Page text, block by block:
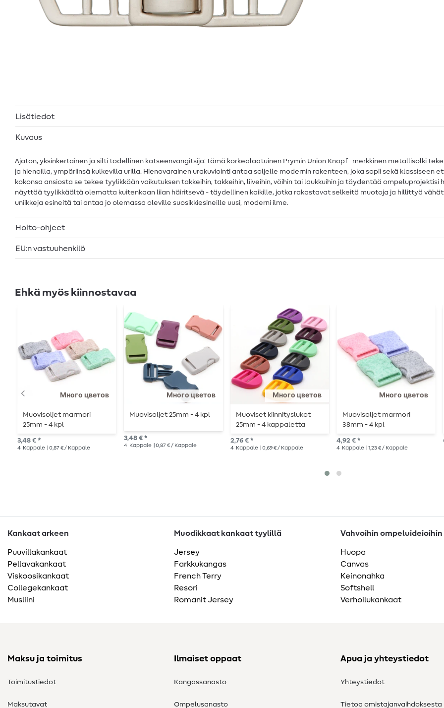
Lisätiedot
Kuvaus
Ajaton, yksinkertainen ja silti todellinen katseenvangitsija: tämä korkealaatuinen Prymin Union Knopf -merkkinen metallisolki
ja hienoilla, ympäriinsä kulkevilla urilla. Hienovarainen urakuviointi antaa soljelle modernin rakenteen, joka sopii sekä klassiseen
kokonsa ansiosta se tekee tyylikkään vaikutuksen takkeihin, takkeihin, liiveihin, vöihin tai laukkuihin ja täydentää
näyttää tyylikkäältä olematta kuitenkaan liian häiritsevä - täydellinen kaikille, jotka rakastavat selkeitä muotoja ja hillittyä
uniikkeja esineitä tai antaa jo olemassa oleville suosikkiesineille uusi, moderni ilme.
Hoito-ohjeet
EU:n vastuuhenkilö
Ehkä myös kiinnostavaa
Много цветов
Muovisoljet marmori
25mm - 4 kpl
3,48 € *
4 Kappale | 0,87 € / Kappale
Много цветов
Muovisoljet 25mm - 4 kpl
3,48 € *
4 Kappale | 0,87 € / Kappale
Много цветов
Muoviset kiinnityslukot
25mm - 4 kappaletta
2,76 € *
4 Kappale | 0,69 € / Kappale
Много цветов
Muovisoljet marmori
38mm - 4 kpl
4,92 € *
4 Kappale | 1,23 € / Kappale
Kankaat arkeen
Puuvillakankaat
Pellavakankaat
Viskoosikankaat
Collegekankaat
Musliini
Muodikkaat kankaat tyylillä
Jersey
Farkkukangas
French Terry
Resori
Romanit Jersey
Vahvoihin ompeluideioihin
Huopa
Canvas
Keinonahka
Softshell
Verhoilukankaat
Maksu ja toimitus
Toimitustiedot
Maksutavat
Ilmaiset oppaat
Kangassanasto
Ompelusanasto
Apua ja yhteystiedot
Yhteystiedot
Tietoa omistajanvaihdoksesta